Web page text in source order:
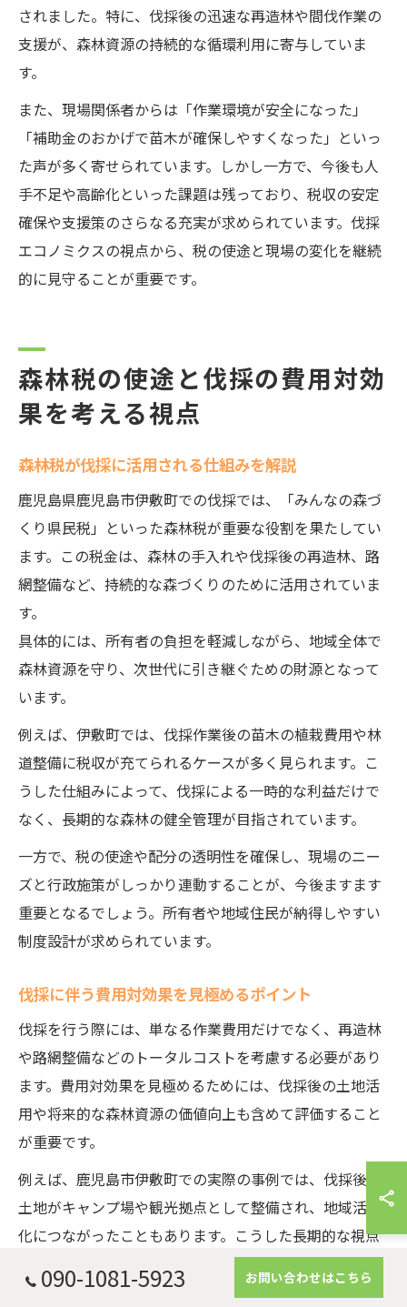
されました。特に、伐採後の迅速な再造林や間伐作業の
支援が、森林資源の持続的な循環利用に寄与していま
す。
また、現場関係者からは「作業環境が安全になった」
「補助金のおかげで苗木が確保しやすくなった」といっ
た声が多く寄せられています。しかし一方で、今後も人
手不足や高齢化といった課題は残っており、税収の安定
確保や支援策のさらなる充実が求められています。伐採
エコノミクスの視点から、税の使途と現場の変化を継続
的に見守ることが重要です。
森林税の使途と伐採の費用対効
果を考える視点
森林税が伐採に活用される仕組みを解説
鹿児島県鹿児島市伊敷町での伐採では、「みんなの森づ
くり県民税」といった森林税が重要な役割を果たしてい
ます。この税金は、森林の手入れや伐採後の再造林、路
網整備など、持続的な森づくりのために活用されていま
す。
具体的には、所有者の負担を軽減しながら、地域全体で
森林資源を守り、次世代に引き継ぐための財源となって
います。
例えば、伊敷町では、伐採作業後の苗木の植栽費用や林
道整備に税収が充てられるケースが多く見られます。こ
うした仕組みによって、伐採による一時的な利益だけで
なく、長期的な森林の健全管理が目指されています。
一方で、税の使途や配分の透明性を確保し、現場のニー
ズと行政施策がしっかり連動することが、今後ますます
重要となるでしょう。所有者や地域住民が納得しやすい
制度設計が求められています。
伐採に伴う費用対効果を見極めるポイント
伐採を行う際には、単なる作業費用だけでなく、再造林
や路網整備などのトータルコストを考慮する必要があり
ます。費用対効果を見極めるためには、伐採後の土地活
用や将来的な森林資源の価値向上も含めて評価すること
が重要です。
例えば、鹿児島市伊敷町での実際の事例では、伐採後の
土地がキャンプ場や観光拠点として整備され、地域活性
化につながったこともあります。こうした長期的な視点
は、費用対効果の高い伐採計画を立てるうえで不可欠で
す。090-1081-5923 お問い合わせはこちら